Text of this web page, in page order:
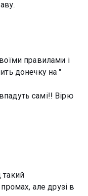
правилами і
донечку на "
самі!! Вірю
такий
але друзі в